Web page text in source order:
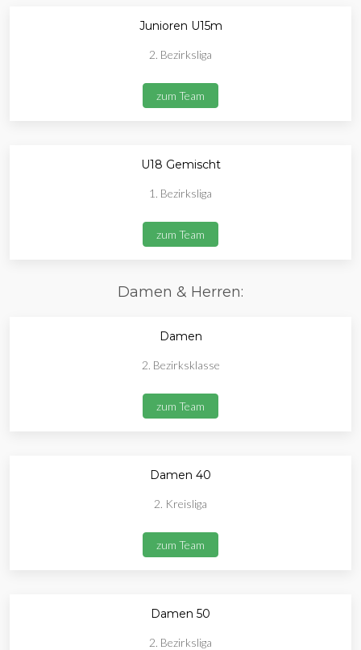
Junioren U15m
2. Bezirksliga
zum Team
U18 Gemischt
1. Bezirksliga
zum Team
Damen & Herren:
Damen
2. Bezirksklasse
zum Team
Damen 40
2. Kreisliga
zum Team
Damen 50
2. Bezirksliga